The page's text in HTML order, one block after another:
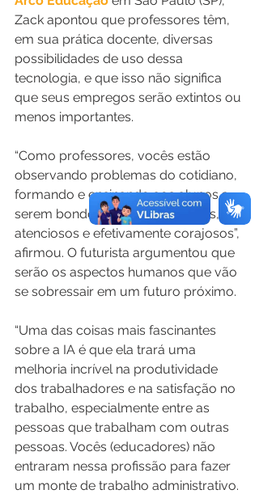
Zack apontou que professores têm,
em sua prática docente, diversas
possibilidades de uso dessa
tecnologia, e que isso não significa
que seus empregos serão extintos ou
menos importantes.
“Como professores, vocês estão
observando problemas do cotidiano,
formando e ensinando aos alunos a
serem bondosos, compreensivos,
atenciosos e efetivamente corajosos”,
afirmou. O futurista argumentou que
serão os aspectos humanos que vão
se sobressair em um futuro próximo.
“Uma das coisas mais fascinantes
sobre a IA é que ela trará uma
melhoria incrível na produtividade
dos trabalhadores e na satisfação no
trabalho, especialmente entre as
pessoas que trabalham com outras
pessoas. Vocês (educadores) não
entraram nessa profissão para fazer
um monte de trabalho administrativo.